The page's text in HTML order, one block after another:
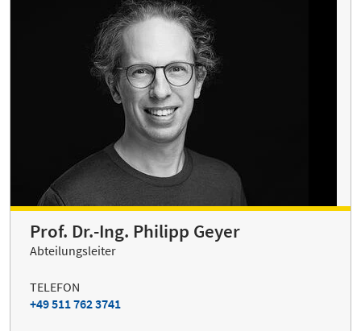
Prof. Dr.-Ing. Philipp Geyer
Abteilungsleiter
TELEFON
+49 511 762 3741